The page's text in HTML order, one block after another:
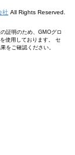
社 All Rights Reserved.
証明のため、GMOグロ
使用しております。 セ
をご確認ください。